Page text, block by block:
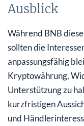
Ausblick
Während BNB
sollten die
anpassungsfähig
Kryptowährung,
Unterstützung zu
kurzfristigen
und